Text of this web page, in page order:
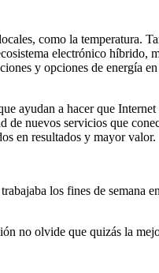
como la temperatura.
electrónico híbrido,
y opciones de energía
ayudan a hacer que Internet
de nuevos servicios que
​​en resultados y mayor valor.
los fines de semana
no olvide que quizás la